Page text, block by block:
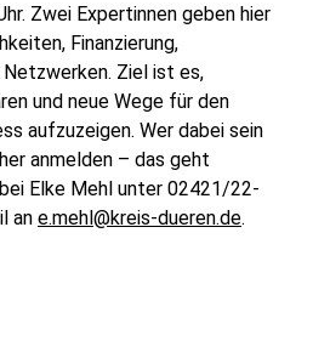
Zwei Expertinnen geben hier
Finanzierung,
Ziel ist es,
und neue Wege für den
aufzuzeigen. Wer dabei sein
anmelden – das geht
Elke Mehl unter 02421/22-
an e.mehl@kreis-dueren.de.